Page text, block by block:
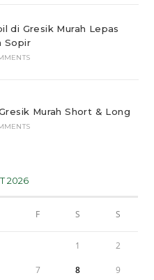
di Gresik Murah Lepas
Sopir
Murah Short & Long
2026
F S S
1 2
7 8 9